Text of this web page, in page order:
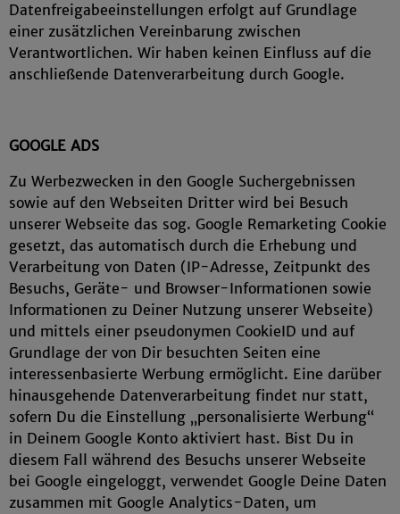
Datenfreigabeeinstellungen erfolgt auf Grundlage
einer zusätzlichen Vereinbarung zwischen
Verantwortlichen. Wir haben keinen Einfluss auf die
anschließende Datenverarbeitung durch Google.
GOOGLE ADS
Zu Werbezwecken in den Google Suchergebnissen
sowie auf den Webseiten Dritter wird bei Besuch
unserer Webseite das sog. Google Remarketing Cookie
gesetzt, das automatisch durch die Erhebung und
Verarbeitung von Daten (IP-Adresse, Zeitpunkt des
Besuchs, Geräte- und Browser-Informationen sowie
Informationen zu Deiner Nutzung unserer Webseite)
und mittels einer pseudonymen CookieID und auf
Grundlage der von Dir besuchten Seiten eine
interessenbasierte Werbung ermöglicht. Eine darüber
hinausgehende Datenverarbeitung findet nur statt,
sofern Du die Einstellung „personalisierte Werbung“
in Deinem Google Konto aktiviert hast. Bist Du in
diesem Fall während des Besuchs unserer Webseite
bei Google eingeloggt, verwendet Google Deine Daten
zusammen mit Google Analytics-Daten, um